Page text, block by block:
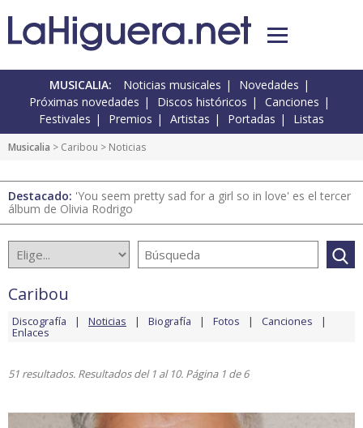
MUSICALIA: Noticias musicales
Novedades
Próximas novedades
Discos históricos
Canciones
Festivales
Premios Artistas Portadas Listas
Musicalia > Caribou > Noticias
Destacado: 'You seem pretty sad for a girl so in love' es el tercer
álbum de Olivia Rodrigo
Caribou
Discografía Noticias Biografía Fotos Canciones
Enlaces
51 resultados. Resultados del 1 al 10. Página 1 de 6